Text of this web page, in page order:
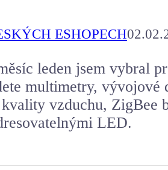
ESHOPECH
leden jsem vybral
multimetry, vývojové
vzduchu, ZigBee
LED.